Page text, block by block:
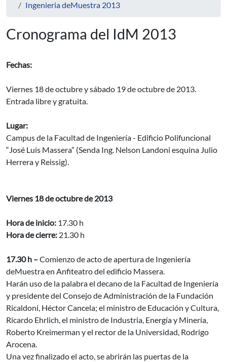
Ingenieria deMuestra 2013
Cronograma del IdM 2013
Fechas:
Viernes 18 de octubre y sábado 19 de octubre de 2013.
Entrada libre y gratuita.
Lugar:
Campus de la Facultad de Ingeniería - Edificio Polifuncional
“José Luis Massera” (Senda Ing. Nelson Landoni esquina Julio
Herrera y Reissig).
Viernes 18 de octubre de 2013
Hora de inicio: 17.30 h
Hora de cierre: 21.30 h
17.30 h –Comienzo de acto de apertura de Ingeniería
deMuestra en Anfiteatro del edificio Massera.
Harán uso de la palabra el decano de la Facultad de Ingeniería
y presidente del Consejo de Administración de la Fundación
Ricaldoni, Héctor Cancela; el ministro de Educación y Cultura,
Ricardo Ehrlich, el ministro de Industria, Energía y Minería,
Roberto Kreimerman y el rector de la Universidad, Rodrigo
Arocena.
Una vez finalizado el acto, se abrirán las puertas de la